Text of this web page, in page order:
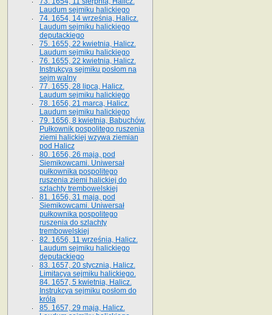
Laudum sejmiku halickiego
74. 1654, 14 września, Halicz.
Laudum sejmiku halickiego
deputackiego
75. 1655, 22 kwietnia, Halicz.
Laudum sejmiku halickiego
76. 1655, 22 kwietnia, Halicz.
Instrukcya sejmiku posłom na
sejm walny
77. 1655, 28 lipca, Halicz.
Laudum sejmiku halickiego
78. 1656, 21 marca, Halicz.
Laudum sejmiku halickiego
79. 1656, 8 kwietnia, Babuchów.
Pułkownik pospolitego ruszenia
ziemi halickiej wzywa ziemian
pod Halicz
80. 1656, 26 maja, pod
Siemikowcami. Uniwersał
pułkownika pospolitego
ruszenia ziemi halickiej do
szlachty trembowelskiej
81. 1656, 31 maja, pod
Siemikowcami. Uniwersał
pułkownika pospolitego
ruszenia do szlachty
trembowelskiej
82. 1656, 11 września, Halicz.
Laudum sejmiku halickiego
deputackiego
83. 1657, 20 stycznia, Halicz.
Limitacya sejmiku halickiego.
84. 1657, 5 kwietnia, Halicz.
Instrukcya sejmiku posłom do
króla
85. 1657, 29 maja, Halicz.